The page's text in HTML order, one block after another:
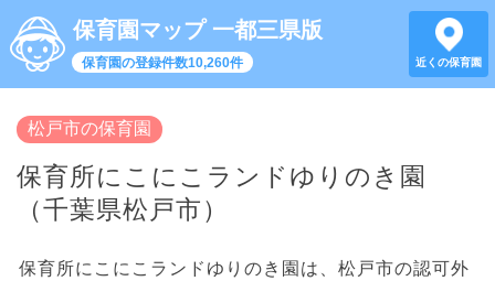
保育園マップ 一都三県版
保育園の登録件数10,260件 近くの保育園
松戸市の保育園
保育所にこにこランドゆりのき園
（千葉県松戸市）
保育所にこにこランドゆりのき園は、松戸市の認可外